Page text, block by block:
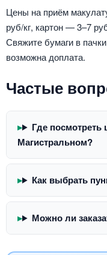
Цены на приём
руб/кг, картон — 3–7
Свяжите бумаги в
возможна доплата.
Частые
Где
Магистральном?
Как выбрать
Можно ли